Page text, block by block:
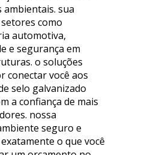
sua
como
automotiva,
e segurança em
o soluções
conectar você aos
selo galvanizado
a confiança de mais
nossa
seguro e
o que você